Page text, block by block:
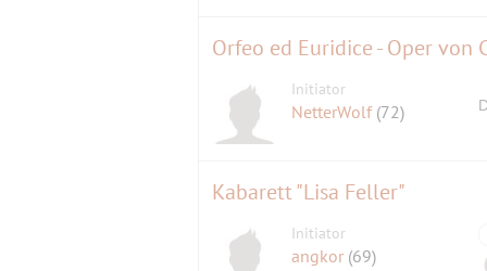
Orfeo ed Euridice - Oper
Initiator
NetterWolf (72)
Kabarett "Lisa Feller"
Initiator
angkor (69)